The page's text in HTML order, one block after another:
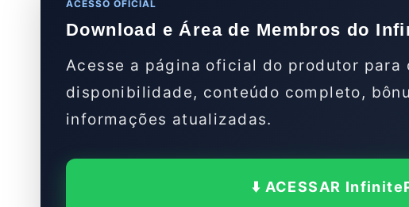
ACESSO OFICIAL
Download e Área de Membros do
Acesse a página oficial do produtor para
disponibilidade, conteúdo completo,
informações atualizadas.
⬇️ ACESSAR